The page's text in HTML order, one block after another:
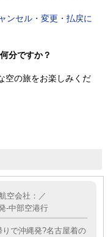
ンセル・変更・払戻に
分ですか？
空の旅をお楽しみくだ
空会社：／
-中部空港行
で沖縄発?名古屋着の